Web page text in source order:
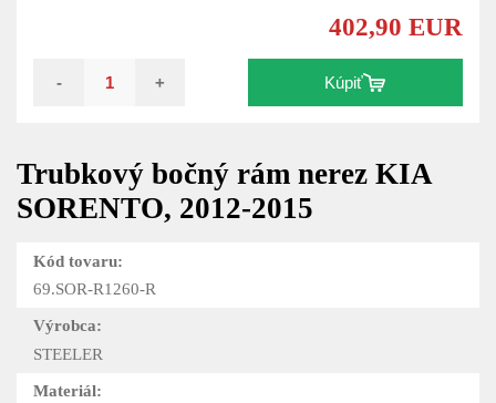
Trubkový bočný rám nerez KIA
SORENTO, 2012-2015
Kód tovaru:
69.SOR-R1260-R
Výrobca:
STEELER
Materiál:
402,90 EUR
- + Kúpiť